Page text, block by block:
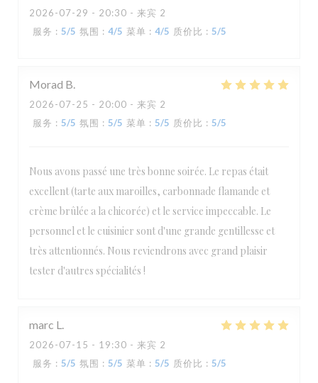
2026-07-29 - 20:30 - 来宾 2
服务 : 5/5 氛围 : 4/5 菜单 : 4/5 质价比 : 5/5
Morad B
2026-07-25 - 20:00 - 来宾 2
服务 : 5/5 氛围 : 5/5 菜单 : 5/5 质价比 : 5/5
Nous avons passé une très bonne soirée. Le repas était
excellent (tarte aux maroilles, carbonnade flamande et
crème brûlée a la chicorée) et le service impeccable. Le
personnel et le cuisinier sont d'une grande gentillesse et
très attentionnés. Nous reviendrons avec grand plaisir
tester d'autres spécialités !
marc L
2026-07-15 - 19:30 - 来宾 2
服务 : 5/5 氛围 : 5/5 菜单 : 5/5 质价比 : 5/5